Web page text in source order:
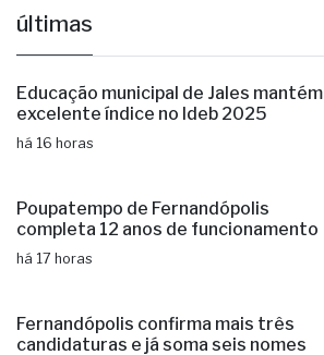
últimas
Educação municipal de Jales mantém
excelente índice no Ideb 2025
há 16 horas
Poupatempo de Fernandópolis
completa 12 anos de funcionamento
há 17 horas
Fernandópolis confirma mais três
candidaturas e já soma seis nomes